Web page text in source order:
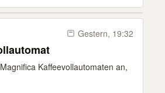
Gestern, 19:32
Kaffeevollautomaten an,